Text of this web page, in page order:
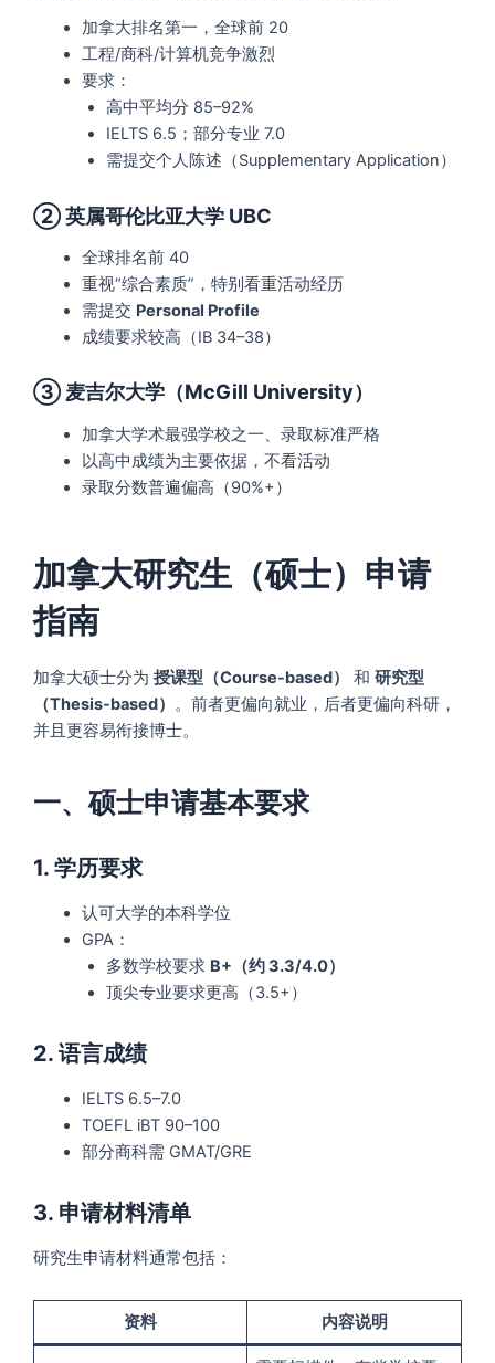
加拿大排名第一，全球前 20
工程/商科/计算机竞争激烈
要求：
高中平均分 85–92%
IELTS 6.5；部分专业 7.0
需提交个人陈述（Supplementary Application）
② 英属哥伦比亚大学 UBC
全球排名前 40
重视“综合素质”，特别看重活动经历
需提交 Personal Profile
成绩要求较高（IB 34–38）
③ 麦吉尔大学（McGill University）
加拿大学术最强学校之一、录取标准严格
以高中成绩为主要依据，不看活动
录取分数普遍偏高（90%+）
加拿大研究生（硕士）申请
指南
加拿大硕士分为 授课型（Course-based） 和 研究型
（Thesis-based） 。前者更偏向就业，后者更偏向科研，
并且更容易衔接博士。
一、硕士申请基本要求
1. 学历要求
认可大学的本科学位
GPA：
多数学校要求 B+（约 3.3/4.0）
顶尖专业要求更高（3.5+）
2. 语言成绩
IELTS 6.5–7.0
TOEFL iBT 90–100
部分商科需 GMAT/GRE
3. 申请材料清单
研究生申请材料通常包括：
资料 内容说明